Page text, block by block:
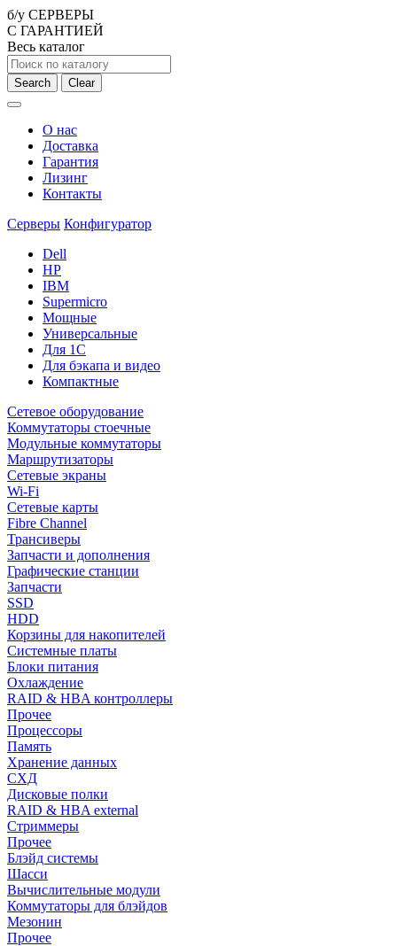
б/у СЕРВЕРЫ
С ГАРАНТИЕЙ
Весь каталог
Search Clear
О нас
Доставка
Гарантия
Лизинг
Контакты
Серверы Конфигуратор
Dell
HP
IBM
Supermicro
Мощные
Универсальные
Для 1С
Для бэкапа и видео
Компактные
Сетевое оборудование
Коммутаторы стоечные
Модульные коммутаторы
Маршрутизаторы
Сетевые экраны
Wi-Fi
Сетевые карты
Fibre Channel
Трансиверы
Запчасти и дополнения
Графические станции
Запчасти
SSD
HDD
Корзины для накопителей
Системные платы
Блоки питания
Охлаждение
RAID & HBA контроллеры
Прочее
Процессоры
Память
Хранение данных
СХД
Дисковые полки
RAID & HBA external
Стриммеры
Прочее
Блэйд системы
Шасси
Вычислительные модули
Коммутаторы для блэйдов
Мезонин
Прочее